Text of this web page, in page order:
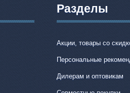
Разделы
Акции, товары со
Персональные
Дилерам и оптовикам